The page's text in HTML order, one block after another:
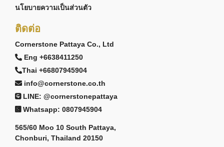
นโยบายความเป็นส่วนตัว
ติดต่อ
Cornerstone Pattaya Co., Ltd
Eng +6638411250
Thai +66807945904
info@cornerstone.co.th
LINE: @cornerstonepattaya
Whatsapp: 0807945904
565/60 Moo 10 South Pattaya,
Chonburi, Thailand 20150